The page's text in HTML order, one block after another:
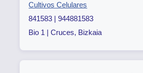
Cultivos Celulares
841583 | 944881583
Bio 1 | Cruces, Bizkaia